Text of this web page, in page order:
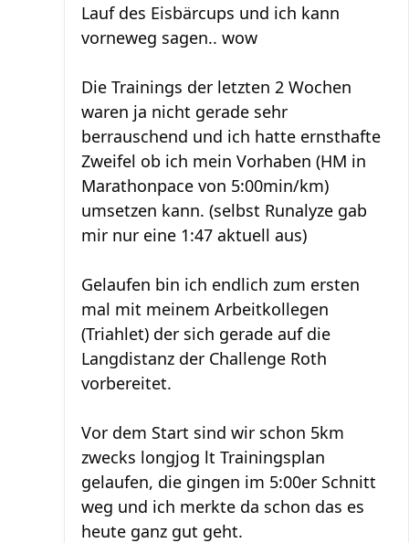
Lauf des Eisbärcups und ich kann
vorneweg sagen.. wow
Die Trainings der letzten 2 Wochen
waren ja nicht gerade sehr
berrauschend und ich hatte ernsthafte
Zweifel ob ich mein Vorhaben (HM in
Marathonpace von 5:00min/km)
umsetzen kann. (selbst Runalyze gab
mir nur eine 1:47 aktuell aus)
Gelaufen bin ich endlich zum ersten
mal mit meinem Arbeitkollegen
(Triahlet) der sich gerade auf die
Langdistanz der Challenge Roth
vorbereitet.
Vor dem Start sind wir schon 5km
zwecks longjog lt Trainingsplan
gelaufen, die gingen im 5:00er Schnitt
weg und ich merkte da schon das es
heute ganz gut geht.